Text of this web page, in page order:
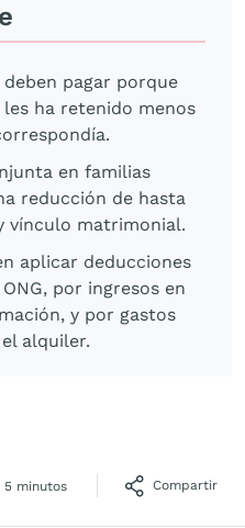
pagar porque
ha retenido menos
en familias
reducción de hasta
vínculo matrimonial.
aplicar deducciones
por ingresos en
y por gastos
alquiler.
5 minutos Compartir